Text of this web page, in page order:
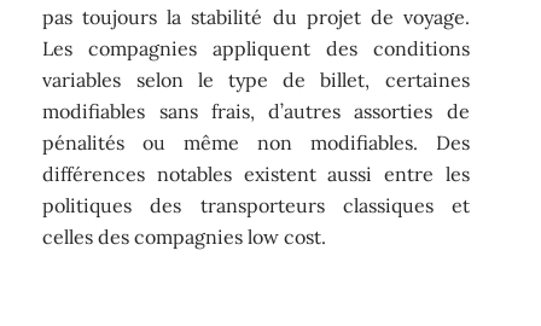
pas toujours la stabilité du projet de voyage.
Les compagnies appliquent des conditions
variables selon le type de billet, certaines
modifiables sans frais, d’autres assorties de
pénalités ou même non modifiables. Des
différences notables existent aussi entre les
politiques des transporteurs classiques et
celles des compagnies low cost.